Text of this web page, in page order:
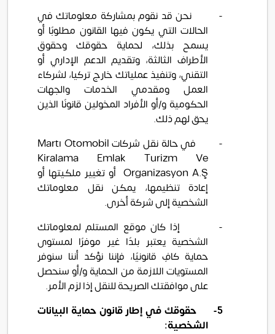
-
نحن قد نقوم بمشاركة معلوماتك في
الحالات التي يكون فيها القانون مطلوبًا أو
يسمح بذلك، لحماية حقوقك وحقوق
الأطراف الثالثة، وتقديم الدعم الإداري أو
التقني، وتنفيذ عملياتك خارج تركيا، لشركاء
العمل ومقدمي الخدمات والجهات
الحكومية و/أو الأفراد المخولين قانونًا الذين
يحق لهم ذلك.
-
في حالة نقل شركات Martı Otomobil
Kiralama Emlak Turizm Ve
Organizasyon A.Ş
أو تغيير ملكيتها أو
إعادة تنظيمها، يمكن نقل معلوماتك
الشخصية إلى شركة أخرى.
-
إذا كان موقع المستلم لمعلوماتك
الشخصية يعتبر بلدًا غير موفرًا لمستوى
حماية كافٍ قانونيًا، فإننا نؤكد أننا سنوفر
المستويات اللازمة من الحماية و/أو سنحصل
على موافقتك الصريحة للنقل إذا لزم الأمر.
5-
حقوقك في إطار قانون حماية البيانات
الشخصية: